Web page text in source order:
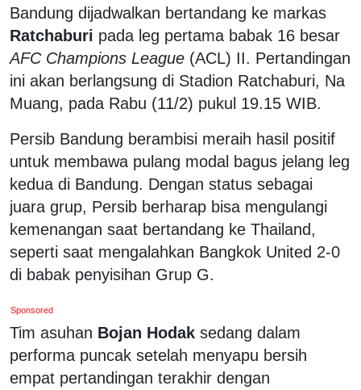
Bandung dijadwalkan bertandang ke markas
Ratchaburi pada leg pertama babak 16 besar
AFC Champions League (ACL) II. Pertandingan
ini akan berlangsung di Stadion Ratchaburi, Na
Muang, pada Rabu (11/2) pukul 19.15 WIB.
Persib Bandung berambisi meraih hasil positif
untuk membawa pulang modal bagus jelang leg
kedua di Bandung. Dengan status sebagai
juara grup, Persib berharap bisa mengulangi
kemenangan saat bertandang ke Thailand,
seperti saat mengalahkan Bangkok United 2-0
di babak penyisihan Grup G.
Sponsored
Tim asuhan Bojan Hodak sedang dalam
performa puncak setelah menyapu bersih
empat pertandingan terakhir dengan